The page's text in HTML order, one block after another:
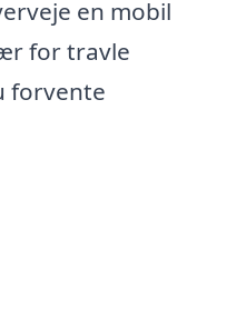
en mobil
for travle
forvente